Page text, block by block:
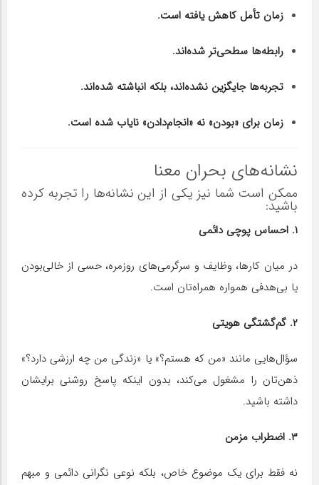
زمان تأمل کاهش یافته است.
رابطه‌ها سطحی‌تر شده‌اند.
تجربه‌ها جایگزین نشده‌اند، بلکه انباشته شده‌اند.
زمان برای «بودن» نه «انجام‌دادن» نایاب شده است.
نشانه‌های بحران معنا
ممکن است شما نیز یکی از این نشانه‌ها را تجربه کرده
باشید:
۱. احساس پوچی دائمی
در میان کارها، وظایف و سرگرمی‌های روزمره، حسی از خالی‌بودن
یا بی‌هدفی همواره همراه‌تان است.
۲. گم‌گشتگی هویتی
سؤال‌هایی مانند «من که هستم؟» یا «زندگی من چه ارزشی دارد؟»
ذهن‌تان را مشغول می‌کند، بدون اینکه پاسخ روشنی برایشان
داشته باشید.
۳. اضطراب مزمن
نه فقط برای یک موضوع خاص، بلکه نوعی نگرانی دائمی و مبهم